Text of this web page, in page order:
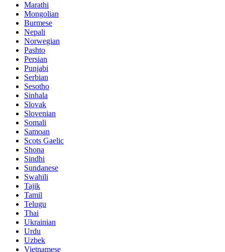
Marathi
Mongolian
Burmese
Nepali
Norwegian
Pashto
Persian
Punjabi
Serbian
Sesotho
Sinhala
Slovak
Slovenian
Somali
Samoan
Scots Gaelic
Shona
Sindhi
Sundanese
Swahili
Tajik
Tamil
Telugu
Thai
Ukrainian
Urdu
Uzbek
Vietnamese